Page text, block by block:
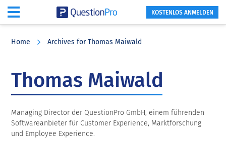
KOSTENLOS ANMELDEN
Home Archives for Thomas Maiwald
Thomas Maiwald
Managing Director der QuestionPro GmbH, einem führenden
Softwareanbieter für Customer Experience, Marktforschung
und Employee Experience.